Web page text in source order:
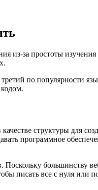
из-за простоты
по популярности
структуры для
программное
большинству
писать все с нуля или